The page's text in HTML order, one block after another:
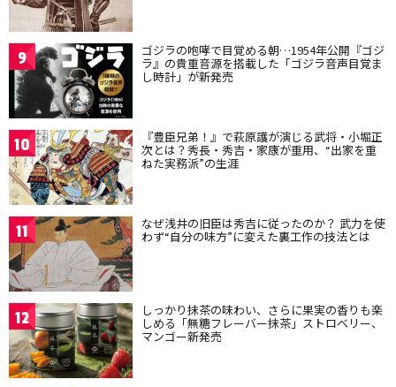
9 ゴジラの咆哮で目覚める朝…1954年公開『ゴジ
ラ』の貴重音源を搭載した「ゴジラ音声目覚ま
し時計」が新発売
10 『豊臣兄弟！』で萩原護が演じる武将・小堀正
次とは？秀長・秀吉・家康が重用、“出家を重
ねた実務派”の生涯
11 なぜ浅井の旧臣は秀吉に従ったのか？ 武力を使
わず“自分の味方”に変えた裏工作の技法とは
12 しっかり抹茶の味わい、さらに果実の香りも楽
しめる「無糖フレーバー抹茶」ストロベリー、
マンゴー新発売